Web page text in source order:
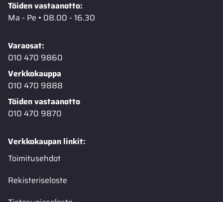
Töiden vastaanotto:
Ma - Pe • 08.00 - 16.30
Varaosat:
010 470 9860
Verkkokauppa
010 470 9888
Töiden vastaanotto
010 470 9870
Verkkokaupan linkit:
Toimitusehdot
Rekisteriseloste